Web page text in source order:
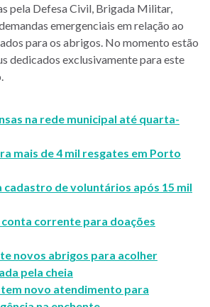
pela Defesa Civil, Brigada Militar,
emergenciais em relação ao
para os abrigos. No momento estão
dedicados exclusivamente para este
na rede municipal até quarta-
mais de 4 mil resgates em Porto
de voluntários após 15 mil
corrente para doações
novos abrigos para acolher
pela cheia
novo atendimento para